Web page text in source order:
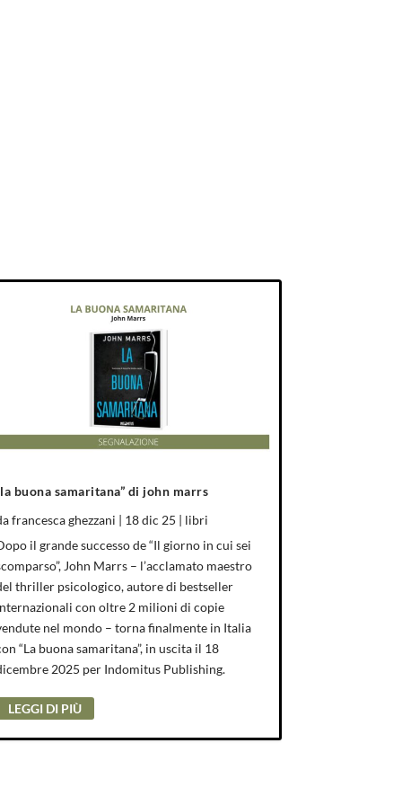
buona samaritana” di john marrs
francesca ghezzani | 18 dic 25 | libri
il grande successo de “Il giorno in cui sei
John Marrs – l’acclamato maestro
thriller psicologico, autore di bestseller
con oltre 2 milioni di copie
nel mondo – torna finalmente in Italia
“La buona samaritana”, in uscita il 18
2025 per Indomitus Publishing.
LEGGI DI PIÙ